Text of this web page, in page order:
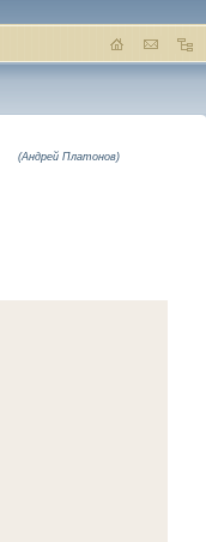
(Андрей Платонов)